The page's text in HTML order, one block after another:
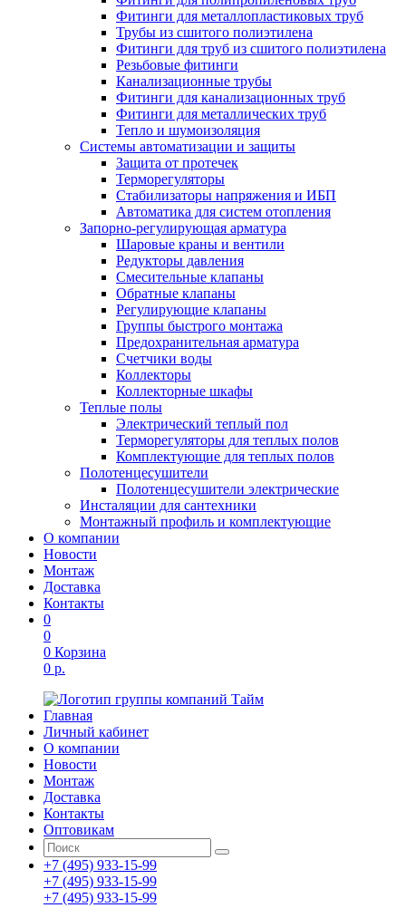
Фитинги для металлопластиковых труб
Трубы из сшитого полиэтилена
Фитинги для труб из сшитого полиэтилена
Резьбовые фитинги
Канализационные трубы
Фитинги для канализационных труб
Фитинги для металлических труб
Тепло и шумоизоляция
Системы автоматизации и защиты
Защита от протечек
Терморегуляторы
Стабилизаторы напряжения и ИБП
Автоматика для систем отопления
Запорно-регулирующая арматура
Шаровые краны и вентили
Редукторы давления
Смесительные клапаны
Обратные клапаны
Регулирующие клапаны
Группы быстрого монтажа
Предохранительная арматура
Счетчики воды
Коллекторы
Коллекторные шкафы
Теплые полы
Электрический теплый пол
Терморегуляторы для теплых полов
Комплектующие для теплых полов
Полотенцесушители
Полотенцесушители электрические
Инсталяции для сантехники
Монтажный профиль и комплектующие
О компании
Новости
Монтаж
Доставка
Контакты
0
0
0 Корзина
0 р.
Главная
Личный кабинет
О компании
Новости
Монтаж
Доставка
Контакты
Оптовикам
+7 (495) 933-15-99
+7 (495) 933-15-99
+7 (495) 933-15-99